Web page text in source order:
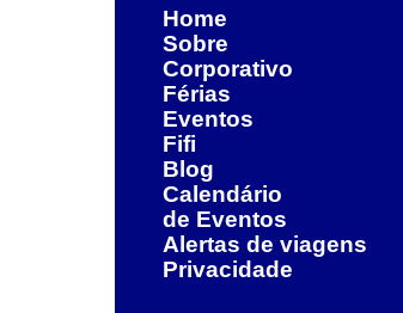
Home
Sobre
Corporativo
Férias
Eventos
Fifi
Blog
Calendário
de Eventos
Alertas de viagens
Privacidade